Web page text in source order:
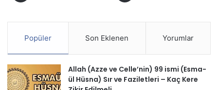
Popüler Son Eklenen Yorumlar
Allah (Azze ve Celle’nin) 99 ismi (Esma-
ül Hüsna) Sır ve Faziletleri – Kaç Kere